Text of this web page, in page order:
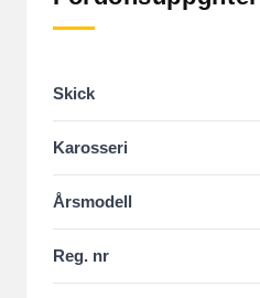
Skick
Karosseri
Årsmodell
Reg. nr